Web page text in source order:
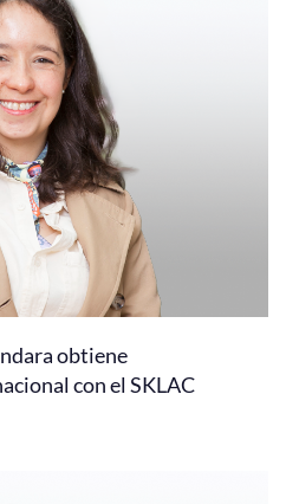
obtiene
con el SKLAC